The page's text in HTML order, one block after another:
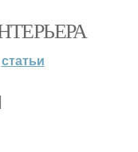
статьи